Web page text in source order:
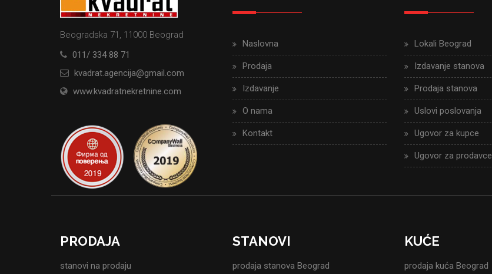
Beogradska 71, 11000 Beograd
011/ 334 88 71
kvadrat.agencija@gmail.com
www.kvadratnekretnine.com
Naslovna
Prodaja
Izdavanje
O nama
Kontakt
Lokali Beograd
Izdavanje stanova
Prodaja stanova
Uslovi poslovanja
Ugovor za kupce
Ugovor za prodavce
PRODAJA
stanovi na prodaju
STANOVI
prodaja stanova Beograd
KUĆE
prodaja kuća Beograd